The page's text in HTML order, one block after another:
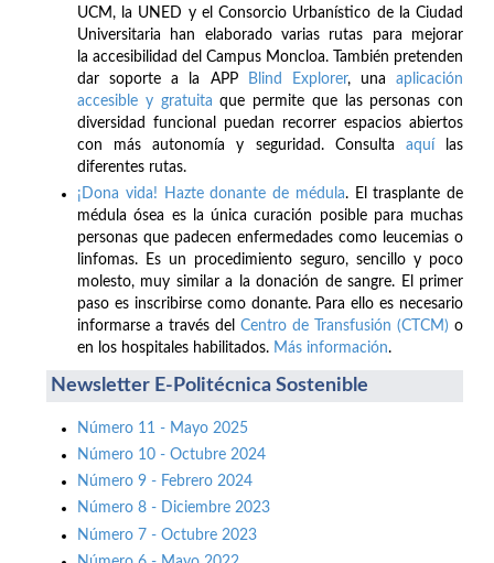
UCM, la UNED y el Consorcio Urbanístico de la Ciudad
Universitaria han elaborado varias rutas para mejorar
la accesibilidad del Campus Moncloa. También pretenden
dar soporte a la APP
Blind Explorer, una aplicación
accesible y gratuita que permite que las personas con
diversidad funcional puedan recorrer espacios abiertos
con más autonomía y seguridad. Consulta aquílas
diferentes rutas.
¡Dona vida! Hazte donante de médula. El trasplante de
médula ósea es la única curación posible para muchas
personas que padecen enfermedades como leucemias o
linfomas. Es un procedimiento seguro, sencillo y poco
molesto, muy similar a la donación de sangre. El primer
paso es inscribirse como donante. Para ello es necesario
informarse a través del Centro de Transfusión (CTCM) o
en los hospitales habilitados. Más información.
Newsletter E-Politécnica Sostenible
Número 11 - Mayo 2025
Número 10 - Octubre 2024
Número 9 - Febrero 2024
Número 8 - Diciembre 2023
Número 7 - Octubre 2023